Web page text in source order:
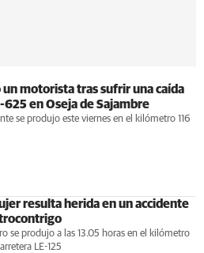
motorista tras sufrir una caída
625 en Oseja de Sajambre
se produjo este viernes en el kilómetro 116
resulta herida en un accidente
se produjo a las 13.05 horas en el kilómetro
LE-125